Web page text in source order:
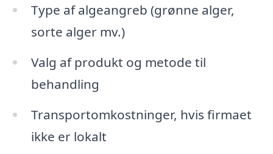
Type af algeangreb (grønne alger,
sorte alger mv.)
Valg af produkt og metode til
behandling
Transportomkostninger, hvis firmaet
ikke er lokalt